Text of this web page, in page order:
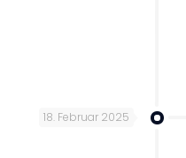
18. Februar 2025